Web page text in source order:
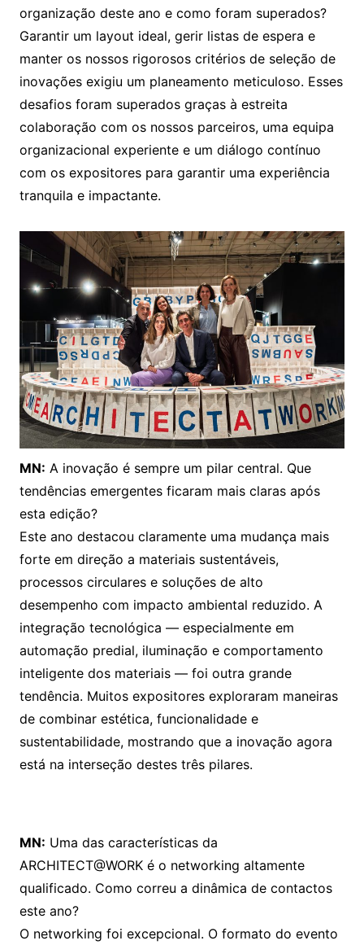
organização deste ano e como foram superados?
Garantir um layout ideal, gerir listas de espera e
manter os nossos rigorosos critérios de seleção de
inovações exigiu um planeamento meticuloso. Esses
desafios foram superados graças à estreita
colaboração com os nossos parceiros, uma equipa
organizacional experiente e um diálogo contínuo
com os expositores para garantir uma experiência
tranquila e impactante.
MN: A inovação é sempre um pilar central. Que
tendências emergentes ficaram mais claras após
esta edição?
Este ano destacou claramente uma mudança mais
forte em direção a materiais sustentáveis,
processos circulares e soluções de alto
desempenho com impacto ambiental reduzido. A
integração tecnológica — especialmente em
automação predial, iluminação e comportamento
inteligente dos materiais — foi outra grande
tendência. Muitos expositores exploraram maneiras
de combinar estética, funcionalidade e
sustentabilidade, mostrando que a inovação agora
está na interseção destes três pilares.
MN: Uma das características da
ARCHITECT@WORK é o networking altamente
qualificado. Como correu a dinâmica de contactos
este ano?
O networking foi excepcional. O formato do evento